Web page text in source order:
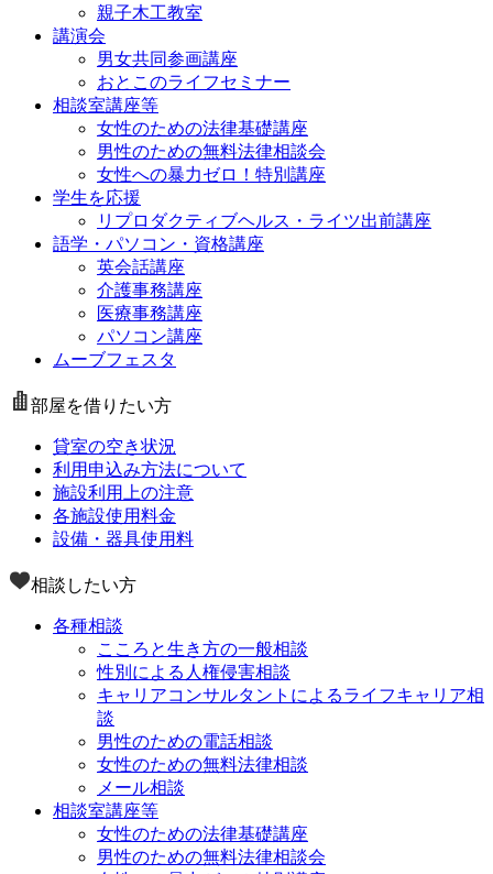
親子木工教室
講演会
男女共同参画講座
おとこのライフセミナー
相談室講座等
女性のための法律基礎講座
男性のための無料法律相談会
女性への暴力ゼロ！特別講座
学生を応援
リプロダクティブヘルス・ライツ出前講座
語学・パソコン・資格講座
英会話講座
介護事務講座
医療事務講座
パソコン講座
ムーブフェスタ
部屋を借りたい方
貸室の空き状況
利用申込み方法について
施設利用上の注意
各施設使用料金
設備・器具使用料
相談したい方
各種相談
こころと生き方の一般相談
性別による人権侵害相談
キャリアコンサルタントによるライフキャリア相
談
男性のための電話相談
女性のための無料法律相談
メール相談
相談室講座等
女性のための法律基礎講座
男性のための無料法律相談会